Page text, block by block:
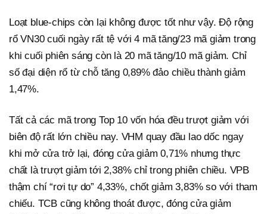
Loạt blue-chips còn lại không được tốt như vậy. Độ rộng
rổ VN30 cuối ngày rất tệ với 4 mã tăng/23 mã giảm trong
khi cuối phiên sáng còn là 20 mã tăng/10 mã giảm. Chỉ
số đại diện rổ từ chỗ tăng 0,89% đảo chiều thành giảm
1,47%.
Tất cả các mã trong Top 10 vốn hóa đều trượt giảm với
biên độ rất lớn chiều nay. VHM quay đầu lao dốc ngay
khi mở cửa trở lại, đóng cửa giảm 0,71% nhưng thực
chất là trượt giảm tới 2,38% chỉ trong phiên chiều. VPB
thậm chí “rơi tự do” 4,33%, chốt giảm 3,83% so với tham
chiếu. TCB cũng không thoát được, đóng cửa giảm